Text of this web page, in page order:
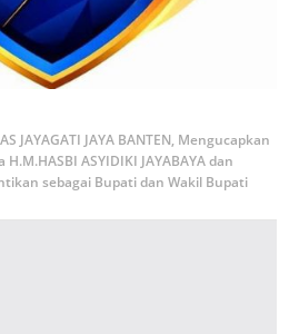
JAYAGATI JAYA BANTEN, Mengucapkan
ASYIDIKI JAYABAYA dan
sebagai Bupati dan Wakil Bupati